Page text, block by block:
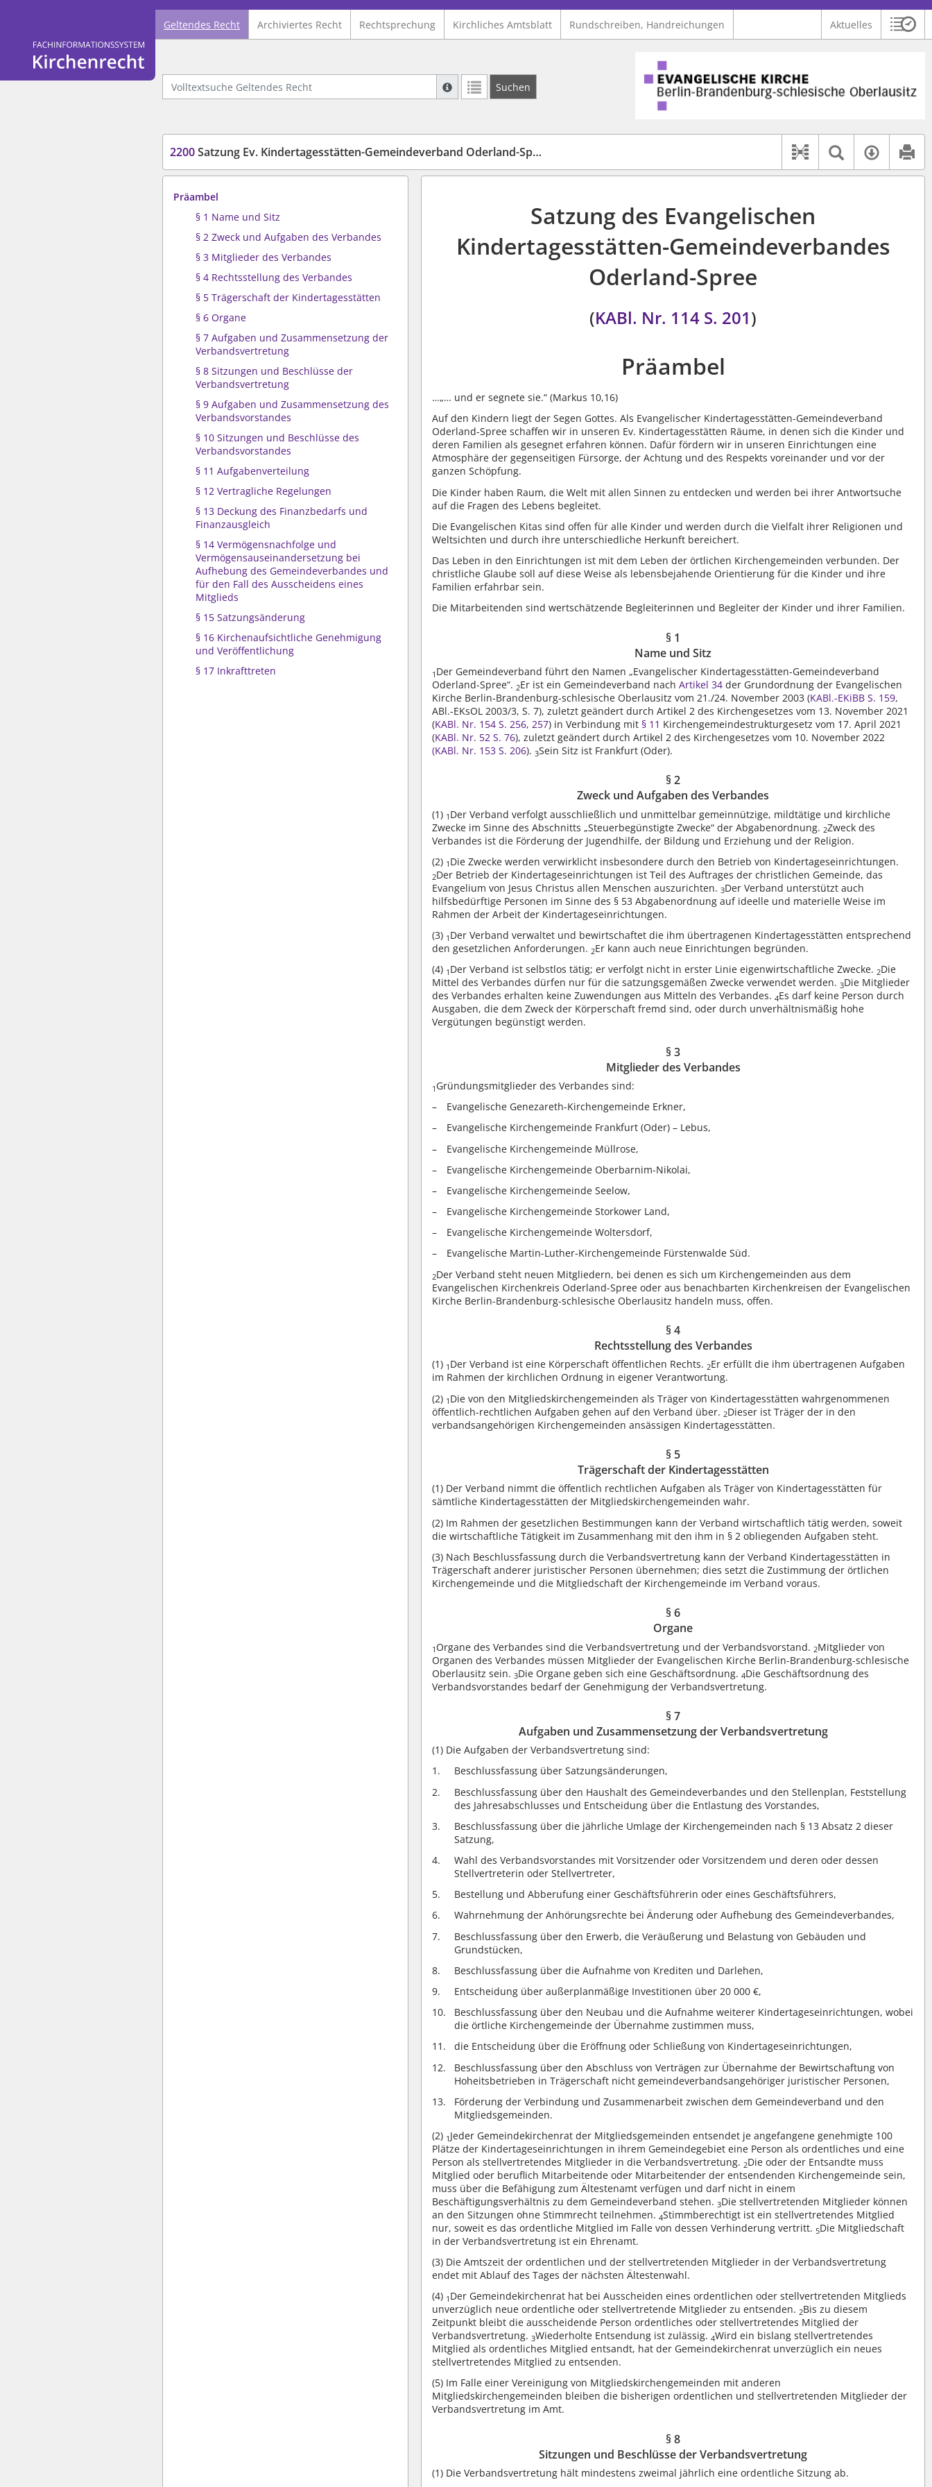
Logo Fachinformationssystem Kirchenrecht
Geltendes Recht Archiviertes Recht Rechtsprechung Kirchliches Amtsblatt Rundschreiben, Handreichungen Aktuelles
Volltextsuche Geltendes Recht
Suche mit Platzhalter "*", Bsp. Pfarrer*, findet auch: "Pfarrerinitiative" oder "Pfarrerausschuss".
Weitere Suchoperatoren finden Sie in unserer Hilfe.
Suchen
Logo Ev. Kirche Berlin-Brandenburg-schlesische Oberlausitz
2200Satzung Ev. Kindertagesstätten-Gemeindeverband Oderland-Spree
Dokument-
Textsuche
Präambel
§ 1 Name und Sitz
§ 2 Zweck und Aufgaben des Verbandes
§ 3 Mitglieder des Verbandes
§ 4 Rechtsstellung des Verbandes
§ 5 Trägerschaft der Kindertagesstätten
§ 6 Organe
§ 7 Aufgaben und Zusammensetzung der
Verbandsvertretung
§ 8 Sitzungen und Beschlüsse der
Verbandsvertretung
§ 9 Aufgaben und Zusammensetzung des
Verbandsvorstandes
§ 10 Sitzungen und Beschlüsse des
Verbandsvorstandes
§ 11 Aufgabenverteilung
§ 12 Vertragliche Regelungen
§ 13 Deckung des Finanzbedarfs und
Finanzausgleich
§ 14 Vermögensnachfolge und
Vermögensauseinandersetzung bei
Aufhebung des Gemeindeverbandes und
für den Fall des Ausscheidens eines
Mitglieds
§ 15 Satzungsänderung
§ 16 Kirchenaufsichtliche Genehmigung
und Veröffentlichung
§ 17 Inkrafttreten
Satzung des Evangelischen
Kindertagesstätten-Gemeindeverbandes
Oderland-Spree
(KABl. Nr. 114 S. 201)
Präambel
…„… und er segnete sie.“ (Markus 10,16)
Auf den Kindern liegt der Segen Gottes. Als Evangelischer Kindertagesstätten-Gemeindeverband
Oderland-Spree schaffen wir in unseren Ev. Kindertagesstätten Räume, in denen sich die Kinder und
deren Familien als gesegnet erfahren können. Dafür fördern wir in unseren Einrichtungen eine
Atmosphäre der gegenseitigen Fürsorge, der Achtung und des Respekts voreinander und vor der
ganzen Schöpfung.
Die Kinder haben Raum, die Welt mit allen Sinnen zu entdecken und werden bei ihrer Antwortsuche
auf die Fragen des Lebens begleitet.
Die Evangelischen Kitas sind offen für alle Kinder und werden durch die Vielfalt ihrer Religionen und
Weltsichten und durch ihre unterschiedliche Herkunft bereichert.
Das Leben in den Einrichtungen ist mit dem Leben der örtlichen Kirchengemeinden verbunden. Der
christliche Glaube soll auf diese Weise als lebensbejahende Orientierung für die Kinder und ihre
Familien erfahrbar sein.
Die Mitarbeitenden sind wertschätzende Begleiterinnen und Begleiter der Kinder und ihrer Familien.
§ 1
Name und Sitz
1 Der Gemeindeverband führt den Namen „Evangelischer Kindertagesstätten-Gemeindeverband
Oderland-Spree“. 2Er ist ein Gemeindeverband nachArtikel 34 der Grundordnung der Evangelischen
Kirche Berlin-Brandenburg-schlesische Oberlausitz vom 21./24. November 2003 (KABl.-EKiBB S. 159,
ABl.-EKsOL 2003/3, S. 7), zuletzt geändert durch Artikel 2 des Kirchengesetzes vom 13. November 2021
(KABl. Nr. 154 S. 256,257) in Verbindung mit § 11 Kirchengemeindestrukturgesetz vom 17. April 2021
(KABl. Nr. 52 S. 76), zuletzt geändert durch Artikel 2 des Kirchengesetzes vom 10. November 2022
(KABl. Nr. 153 S. 206).3Sein Sitz ist Frankfurt (Oder).
§ 2
Zweck und Aufgaben des Verbandes
(1) 1 Der Verband verfolgt ausschließlich und unmittelbar gemeinnützige, mildtätige und kirchliche
Zwecke im Sinne des Abschnitts „Steuerbegünstigte Zwecke“ der Abgabenordnung. 2Zweck des
Verbandes ist die Förderung der Jugendhilfe, der Bildung und Erziehung und der Religion.
(2) 1 Die Zwecke werden verwirklicht insbesondere durch den Betrieb von Kindertageseinrichtungen.
2Der Betrieb der Kindertageseinrichtungen ist Teil des Auftrages der christlichen Gemeinde, das
Evangelium von Jesus Christus allen Menschen auszurichten.3Der Verband unterstützt auch
hilfsbedürftige Personen im Sinne des § 53 Abgabenordnung auf ideelle und materielle Weise im
Rahmen der Arbeit der Kindertageseinrichtungen.
(3) 1 Der Verband verwaltet und bewirtschaftet die ihm übertragenen Kindertagesstätten entsprechend
den gesetzlichen Anforderungen. 2Er kann auch neue Einrichtungen begründen.
(4) 1 Der Verband ist selbstlos tätig; er verfolgt nicht in erster Linie eigenwirtschaftliche Zwecke. 2Die
Mittel des Verbandes dürfen nur für die satzungsgemäßen Zwecke verwendet werden.3Die Mitglieder
des Verbandes erhalten keine Zuwendungen aus Mitteln des Verbandes.4Es darf keine Person durch
Ausgaben, die dem Zweck der Körperschaft fremd sind, oder durch unverhältnismäßig hohe
Vergütungen begünstigt werden.
§ 3
Mitglieder des Verbandes
1 Gründungsmitglieder des Verbandes sind:
Evangelische Genezareth-Kirchengemeinde Erkner,
Evangelische Kirchengemeinde Frankfurt (Oder) – Lebus,
Evangelische Kirchengemeinde Müllrose,
Evangelische Kirchengemeinde Oberbarnim-Nikolai,
Evangelische Kirchengemeinde Seelow,
Evangelische Kirchengemeinde Storkower Land,
Evangelische Kirchengemeinde Woltersdorf,
Evangelische Martin-Luther-Kirchengemeinde Fürstenwalde Süd.
2Der Verband steht neuen Mitgliedern, bei denen es sich um Kirchengemeinden aus dem
Evangelischen Kirchenkreis Oderland-Spree oder aus benachbarten Kirchenkreisen der Evangelischen
Kirche Berlin-Brandenburg-schlesische Oberlausitz handeln muss, offen.
§ 4
Rechtsstellung des Verbandes
(1) 1 Der Verband ist eine Körperschaft öffentlichen Rechts. 2Er erfüllt die ihm übertragenen Aufgaben
im Rahmen der kirchlichen Ordnung in eigener Verantwortung.
(2) 1 Die von den Mitgliedskirchengemeinden als Träger von Kindertagesstätten wahrgenommenen
öffentlich-rechtlichen Aufgaben gehen auf den Verband über. 2Dieser ist Träger der in den
verbandsangehörigen Kirchengemeinden ansässigen Kindertagesstätten.
§ 5
Trägerschaft der Kindertagesstätten
(1) Der Verband nimmt die öffentlich rechtlichen Aufgaben als Träger von Kindertagesstätten für
sämtliche Kindertagesstätten der Mitgliedskirchengemeinden wahr.
(2) Im Rahmen der gesetzlichen Bestimmungen kann der Verband wirtschaftlich tätig werden, soweit
die wirtschaftliche Tätigkeit im Zusammenhang mit den ihm in § 2 obliegenden Aufgaben steht.
(3) Nach Beschlussfassung durch die Verbandsvertretung kann der Verband Kindertagesstätten in
Trägerschaft anderer juristischer Personen übernehmen; dies setzt die Zustimmung der örtlichen
Kirchengemeinde und die Mitgliedschaft der Kirchengemeinde im Verband voraus.
§ 6
Organe
1 Organe des Verbandes sind die Verbandsvertretung und der Verbandsvorstand. 2Mitglieder von
Organen des Verbandes müssen Mitglieder der Evangelischen Kirche Berlin-Brandenburg-schlesische
Oberlausitz sein.3Die Organe geben sich eine Geschäftsordnung.4Die Geschäftsordnung des
Verbandsvorstandes bedarf der Genehmigung der Verbandsvertretung.
§ 7
Aufgaben und Zusammensetzung der Verbandsvertretung
(1) Die Aufgaben der Verbandsvertretung sind:
Beschlussfassung über Satzungsänderungen,
Beschlussfassung über den Haushalt des Gemeindeverbandes und den Stellenplan, Feststellung
des Jahresabschlusses und Entscheidung über die Entlastung des Vorstandes,
Beschlussfassung über die jährliche Umlage der Kirchengemeinden nach § 13 Absatz 2 dieser
Satzung,
Wahl des Verbandsvorstandes mit Vorsitzender oder Vorsitzendem und deren oder dessen
Stellvertreterin oder Stellvertreter,
Bestellung und Abberufung einer Geschäftsführerin oder eines Geschäftsführers,
Wahrnehmung der Anhörungsrechte bei Änderung oder Aufhebung des Gemeindeverbandes,
Beschlussfassung über den Erwerb, die Veräußerung und Belastung von Gebäuden und
Grundstücken,
Beschlussfassung über die Aufnahme von Krediten und Darlehen,
Entscheidung über außerplanmäßige Investitionen über 20 000 €,
Beschlussfassung über den Neubau und die Aufnahme weiterer Kindertageseinrichtungen, wobei
die örtliche Kirchengemeinde der Übernahme zustimmen muss,
die Entscheidung über die Eröffnung oder Schließung von Kindertageseinrichtungen,
Beschlussfassung über den Abschluss von Verträgen zur Übernahme der Bewirtschaftung von
Hoheitsbetrieben in Trägerschaft nicht gemeindeverbandsangehöriger juristischer Personen,
Förderung der Verbindung und Zusammenarbeit zwischen dem Gemeindeverband und den
Mitgliedsgemeinden.
(2) 1Jeder Gemeindekirchenrat der Mitgliedsgemeinden entsendet je angefangene genehmigte 100
Plätze der Kindertageseinrichtungen in ihrem Gemeindegebiet eine Person als ordentliches und eine
Person als stellvertretendes Mitglieder in die Verbandsvertretung. 2Die oder der Entsandte muss
Mitglied oder beruflich Mitarbeitende oder Mitarbeitender der entsendenden Kirchengemeinde sein,
muss über die Befähigung zum Ältestenamt verfügen und darf nicht in einem
Beschäftigungsverhältnis zu dem Gemeindeverband stehen.3Die stellvertretenden Mitglieder können
an den Sitzungen ohne Stimmrecht teilnehmen.4Stimmberechtigt ist ein stellvertretendes Mitglied
nur, soweit es das ordentliche Mitglied im Falle von dessen Verhinderung vertritt. 5Die Mitgliedschaft
in der Verbandsvertretung ist ein Ehrenamt.
(3) Die Amtszeit der ordentlichen und der stellvertretenden Mitglieder in der Verbandsvertretung
endet mit Ablauf des Tages der nächsten Ältestenwahl.
(4) 1 Der Gemeindekirchenrat hat bei Ausscheiden eines ordentlichen oder stellvertretenden Mitglieds
unverzüglich neue ordentliche oder stellvertretende Mitglieder zu entsenden. 2Bis zu diesem
Zeitpunkt bleibt die ausscheidende Person ordentliches oder stellvertretendes Mitglied der
Verbandsvertretung.3Wiederholte Entsendung ist zulässig.4Wird ein bislang stellvertretendes
Mitglied als ordentliches Mitglied entsandt, hat der Gemeindekirchenrat unverzüglich ein neues
stellvertretendes Mitglied zu entsenden.
(5) Im Falle einer Vereinigung von Mitgliedskirchengemeinden mit anderen
Mitgliedskirchengemeinden bleiben die bisherigen ordentlichen und stellvertretenden Mitglieder der
Verbandsvertretung im Amt.
§ 8
Sitzungen und Beschlüsse der Verbandsvertretung
(1) Die Verbandsvertretung hält mindestens zweimal jährlich eine ordentliche Sitzung ab.